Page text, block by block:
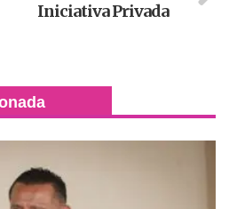
Iniciativa Privada